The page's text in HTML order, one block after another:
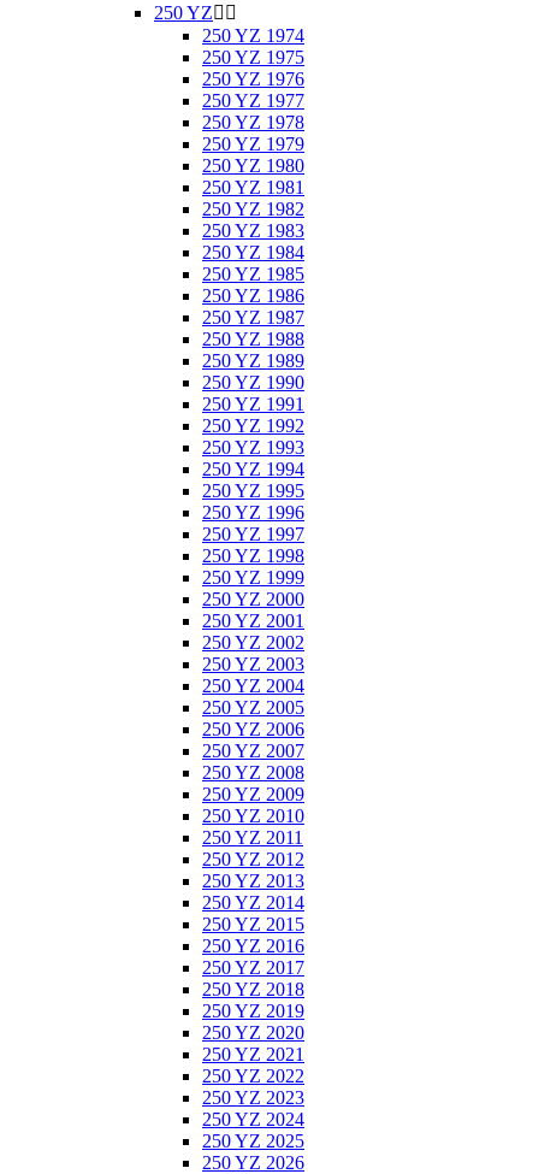
250 YZ 
250 YZ 1974
250 YZ 1975
250 YZ 1976
250 YZ 1977
250 YZ 1978
250 YZ 1979
250 YZ 1980
250 YZ 1981
250 YZ 1982
250 YZ 1983
250 YZ 1984
250 YZ 1985
250 YZ 1986
250 YZ 1987
250 YZ 1988
250 YZ 1989
250 YZ 1990
250 YZ 1991
250 YZ 1992
250 YZ 1993
250 YZ 1994
250 YZ 1995
250 YZ 1996
250 YZ 1997
250 YZ 1998
250 YZ 1999
250 YZ 2000
250 YZ 2001
250 YZ 2002
250 YZ 2003
250 YZ 2004
250 YZ 2005
250 YZ 2006
250 YZ 2007
250 YZ 2008
250 YZ 2009
250 YZ 2010
250 YZ 2011
250 YZ 2012
250 YZ 2013
250 YZ 2014
250 YZ 2015
250 YZ 2016
250 YZ 2017
250 YZ 2018
250 YZ 2019
250 YZ 2020
250 YZ 2021
250 YZ 2022
250 YZ 2023
250 YZ 2024
250 YZ 2025
250 YZ 2026